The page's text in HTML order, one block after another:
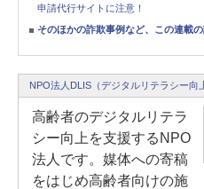
申請代行サイトに注意！
そのほかの詐欺事例など、この連載
NPO法人DLIS（デジタルリテラシー向
高齢者のデジタルリテラ
シー向上を支援するNPO
法人です。媒体への寄稿
をはじめ高齢者向けの施